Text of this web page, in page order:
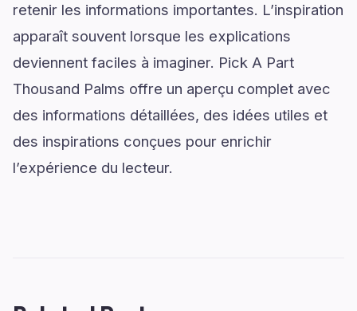
retenir les informations importantes. L’inspiration
apparaît souvent lorsque les explications
deviennent faciles à imaginer. Pick A Part
Thousand Palms offre un aperçu complet avec
des informations détaillées, des idées utiles et
des inspirations conçues pour enrichir
l’expérience du lecteur.